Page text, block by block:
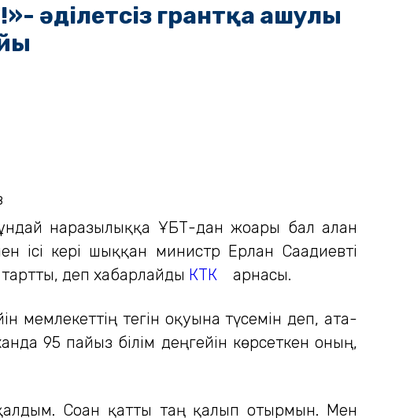
әділетсіз грантқа ашулы
наразылыққа ҰБТ-дан жоғары бал алған
ісі кері шыққан министр Ерлан Сағадиевті
тартты, деп хабарлайды КТК арнасы.
мемлекеттің тегін оқуына түсемін деп, ата-
95 пайыз білім деңгейін көрсеткен оның,
Соған қатты таң қалып отырмын. Мен